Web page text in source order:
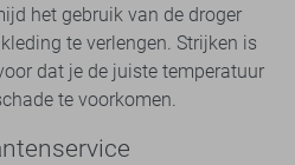
het gebruik van de droger
te verlengen. Strijken is
dat je de juiste temperatuur
te voorkomen.